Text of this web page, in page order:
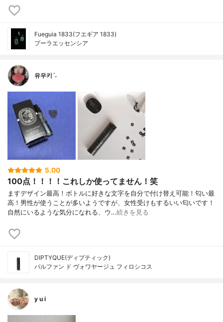
Fueguia 1833(フエギア 1833)
プーラエッセンシア
유우키ˊ˗
5.00
100点！！！！これしか使ってません！笑
ますデザイン最高！ボトルに好きな文字を自分で付け替え可能！匂い最
高！男性が使うことが多いようですが、女性受けもするいい匂いです！
自然にいるような気分になれる、ウ…続きを見る
DIPTYQUE(ディプティック)
パルファン ド ヴォワヤージュ フィロシコス
y u i